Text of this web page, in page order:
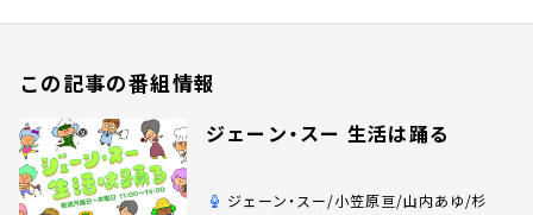
この記事の番組情報
ジェーン・スー 生活は踊る
ジェーン・スー/小笠原亘/山内あゆ/杉